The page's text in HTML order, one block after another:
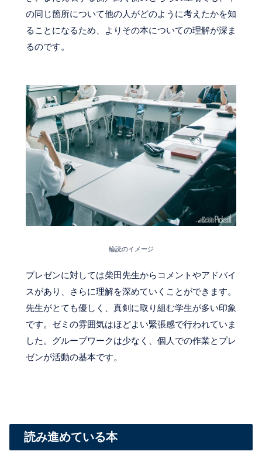
の同じ箇所について他の人がどのように考えたかを知
ることになるため、よりその本についての理解が深ま
るのです。
輪読のイメージ
プレゼンに対しては柴田先生からコメントやアドバイ
スがあり、さらに理解を深めていくことができます。
先生がとても優しく、真剣に取り組む学生が多い印象
です。ゼミの雰囲気はほどよい緊張感で行われていま
した。グループワークは少なく、個人での作業とプレ
ゼンが活動の基本です。
読み進めている本